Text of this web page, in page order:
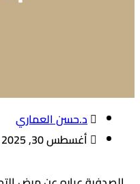
د.حسن العماري
أغسطس 30, 2025